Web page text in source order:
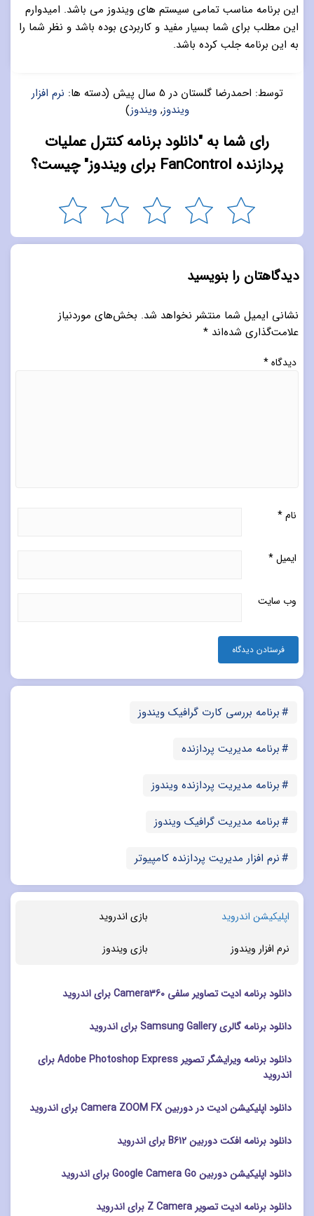
این برنامه مناسب تمامی سیستم های ویندوز می باشد. امیدوارم
این مطلب برای شما بسیار مفید و کاربردی بوده باشد و نظر شما را
به این برنامه جلب کرده باشد.
توسط: احمدرضا گلستان در5 سال پیش (دسته ها: نرم افزار
ویندوز,ویندوز)
رای شما به "دانلود برنامه کنترل عملیات
پردازنده FanControl برای ویندوز" چیست؟
دیدگاهتان را بنویسید
نشانی ایمیل شما منتشر نخواهد شد. بخش‌های موردنیاز
علامت‌گذاری شده‌اند *
دیدگاه*
نام*
ایمیل*
وب‌ سایت
برنامه بررسی کارت گرافیک ویندوز
برنامه مدیریت پردازنده
برنامه مدیریت پردازنده ویندوز
برنامه مدیریت گرافیک ویندوز
نرم افزار مدیریت پردازنده کامپیوتر
اپلیکیشن اندروید بازی اندروید
نرم افزار ویندوز بازی ویندوز
دانلود برنامه ادیت تصاویر سلفی Camera360 برای اندروید
دانلود برنامه گالری Samsung Gallery برای اندروید
دانلود برنامه ویرایشگر تصویر Adobe Photoshop Express برای
اندروید
دانلود اپلیکیشن ادیت در دوربین Camera ZOOM FX برای اندروید
دانلود برنامه افکت دوربین B612 برای اندروید
دانلود اپلیکیشن دوربین Google Camera Go برای اندروید
دانلود برنامه ادیت تصویر Z Camera برای اندروید